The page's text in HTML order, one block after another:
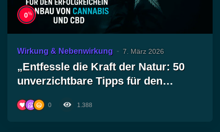
0%
Wirkung & Nebenwirkung 7. März 2026
„Entfessle die Kraft der Natur: 50
unverzichtbare Tipps für den
und CBD!“
0 1.388